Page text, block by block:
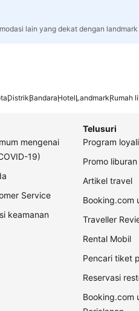
lain yang dekat dengan
DistrikBandaraHotelLandmarkRumah
mengenai
19)
Service
keamanan
Telusuri
Program
Promo
Artikel travel
Booking.com
Traveller
Rental Mobil
Pencari tiket
Reservasi
Booking.com